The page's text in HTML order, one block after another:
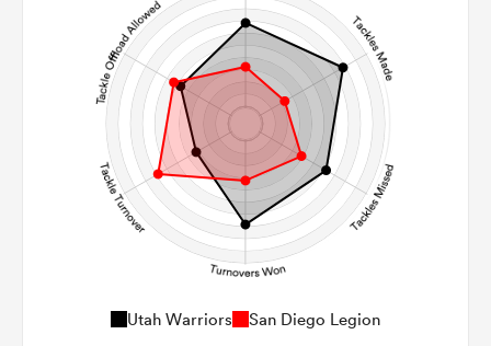
Carries
Kicks
Post Contact Meters
Utah Warriors San Diego Legion